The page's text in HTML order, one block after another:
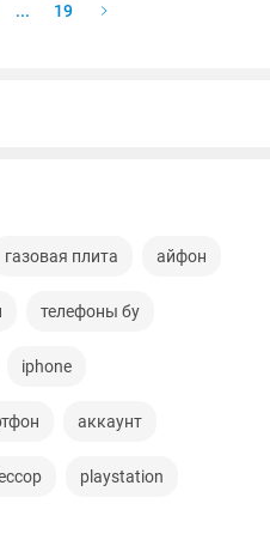
... 19
газовая плита айфон
телефоны бу
iphone
аккаунт
playstation